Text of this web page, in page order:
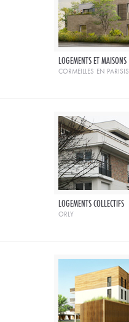
LOGEMENTS ET MAISONS
cormeilles en parisis
LOGEMENTS COLLECTIFS
orly